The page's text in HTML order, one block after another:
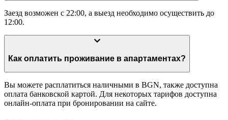
Заезд возможен с 22:00, а выезд необходимо осуществить до
12:00.
Как оплатить проживание в апартаментах?
Вы можете расплатиться наличными в BGN, также доступна
оплата банковской картой. Для некоторых тарифов доступна
онлайн-оплата при бронировании на сайте.